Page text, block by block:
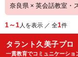
奈良県 × 英会話教室・
1～1人を表示 ／ 全1件
タラント久美子プロ
一貫教育でコミュニケーショ